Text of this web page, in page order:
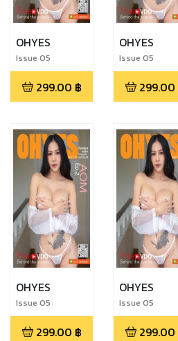
OHYES
Issue 05
299.00 ฿
OHYES
Issue 05
299.00
OHYES
Issue 05
299.00 ฿
OHYES
Issue 05
299.00